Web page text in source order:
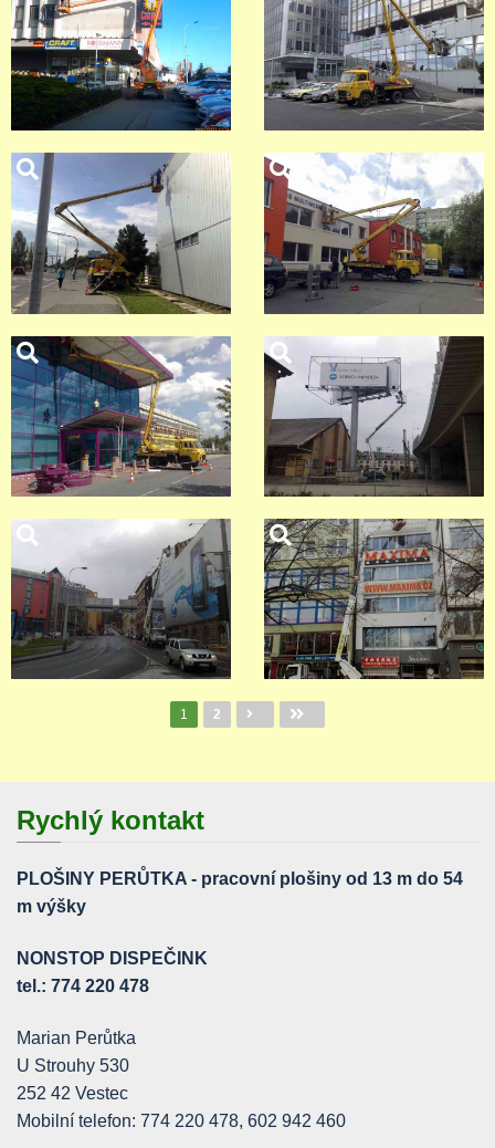
1 2
Rychlý kontakt
PLOŠINY PERŮTKA - pracovní plošiny od 13 m do 54
m výšky
NONSTOP DISPEČINK
tel.: 774 220 478
Marian Perůtka
U Strouhy 530
252 42 Vestec
Mobilní telefon: 774 220 478, 602 942 460